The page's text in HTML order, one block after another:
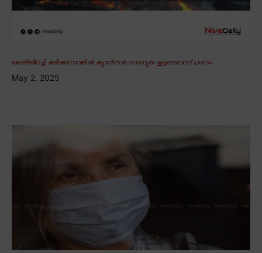
കോഴിയിറച്ചി കഴിക്കുന്നവരിൽ ക്യാൻസർ സാധ്യത കൂടുതലെന്ന് പഠനം
May 2, 2025